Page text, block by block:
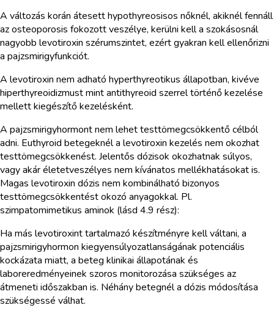
A változás korán átesett hypothyreosisos nőknél, akiknél fennáll
az osteoporosis fokozott veszélye, kerülni kell a szokásosnál
nagyobb levotiroxin szérumszintet, ezért gyakran kell ellenőrizni
a pajzsmirigyfunkciót.
A levotiroxin nem adható hyperthyreotikus állapotban, kivéve
hiperthyreoidizmust mint antithyreoid szerrel történő kezelése
mellett kiegészítő kezelésként.
A pajzsmirigyhormont nem lehet testtömegcsökkentő célból
adni. Euthyroid betegeknél a levotiroxin kezelés nem okozhat
testtömegcsökkenést. Jelentős dózisok okozhatnak súlyos,
vagy akár életetveszélyes nem kívánatos mellékhatásokat is.
Magas levotiroxin dózis nem kombinálható bizonyos
testtömegcsökkentést okozó anyagokkal. Pl.
szimpatomimetikus aminok (lásd 4.9 rész):
Ha más levotiroxint tartalmazó készítményre kell váltani, a
pajzsmirigyhormon kiegyensúlyozatlanságának potenciális
kockázata miatt, a beteg klinikai állapotának és
laboreredményeinek szoros monitorozása szükséges az
átmeneti időszakban is. Néhány betegnél a dózis módosítása
szükségessé válhat.